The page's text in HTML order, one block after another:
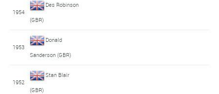
1954
Des Robinson
(GBR)
1953
Donald
Sanderson (GBR)
1952
Stan Blair
(GBR)